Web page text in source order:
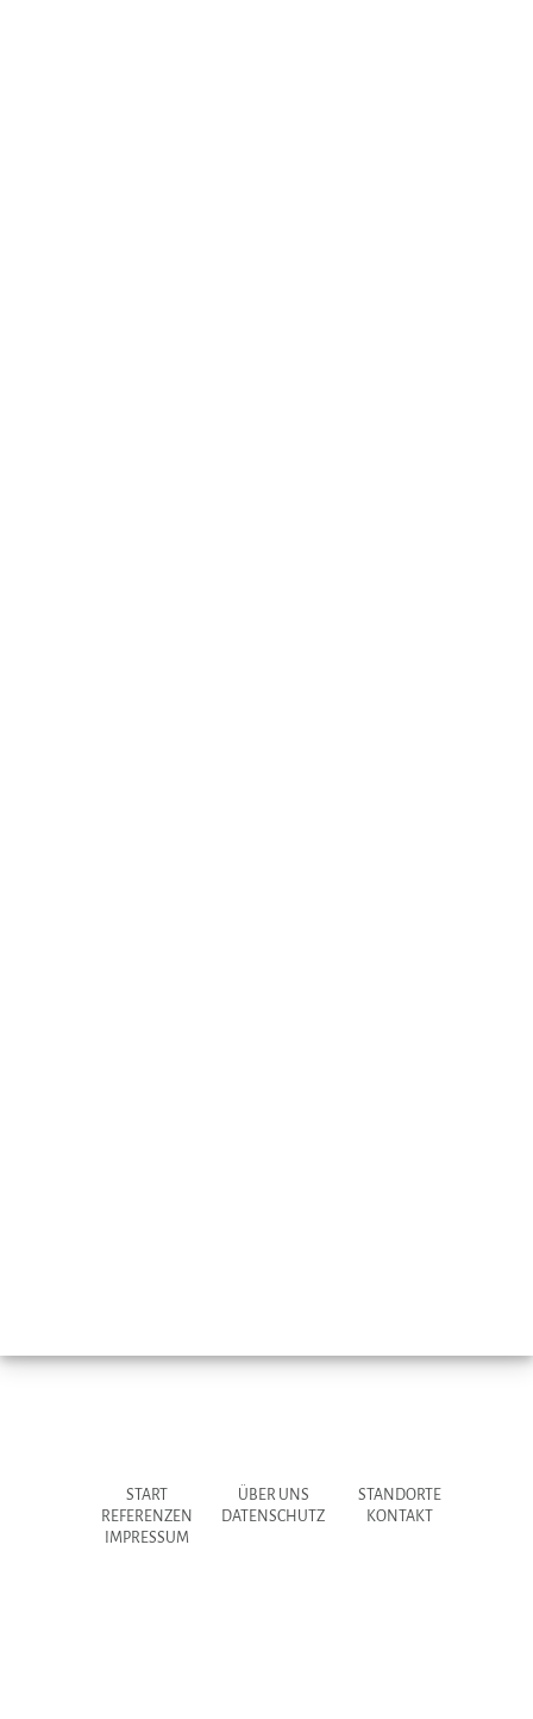
START
REFERENZEN
IMPRESSUM
ÜBER UNS
DATENSCHUTZ
STANDORTE
KONTAKT